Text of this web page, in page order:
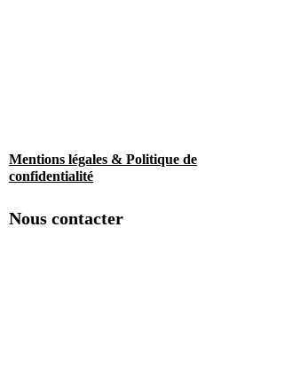
Mentions légales & Politique de
confidentialité
Nous contacter